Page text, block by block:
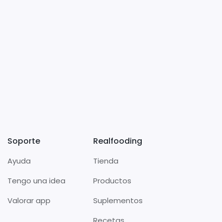
Soporte
Ayuda
Tengo una idea
Valorar app
Realfooding
Tienda
Productos
Suplementos